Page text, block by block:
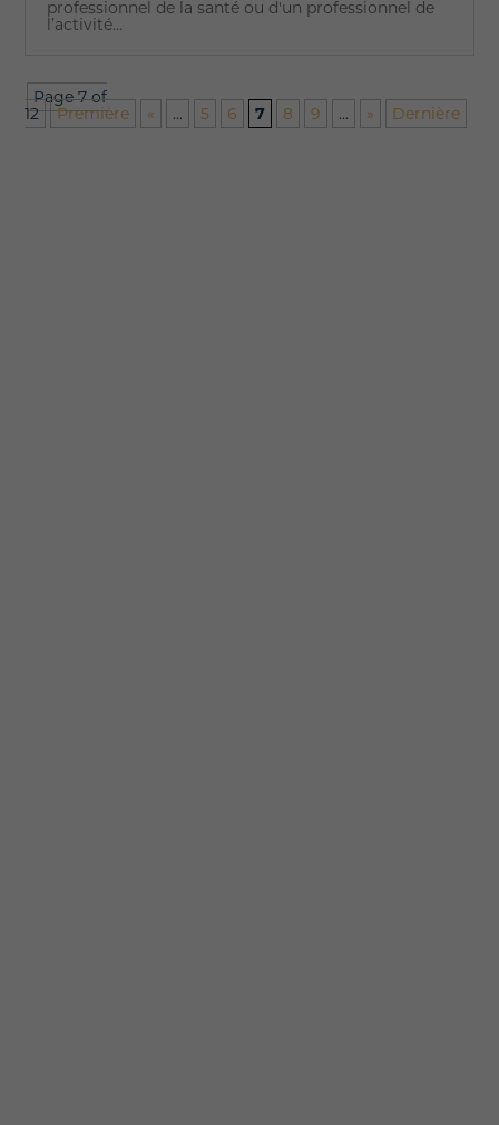
professionnel de la santé ou d'un professionnel de
l’activité...
Page 7 of
12
Première « ... 5 6 7 8 9 ... » Dernière